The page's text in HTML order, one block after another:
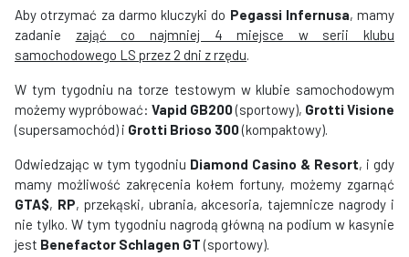
Aby otrzymać za darmo kluczyki do Pegassi Infernusa, mamy
zadanie zająć co najmniej 4 miejsce w serii klubu
samochodowego LS przez 2 dni z rzędu.
W tym tygodniu na torze testowym w klubie samochodowym
możemy wypróbować: Vapid GB200(sportowy), Grotti Visione
(supersamochód) i Grotti Brioso 300(kompaktowy).
Odwiedzając w tym tygodniu Diamond Casino & Resort, i gdy
mamy możliwość zakręcenia kołem fortuny, możemy zgarnąć
GTA$, RP, przekąski, ubrania, akcesoria, tajemnicze nagrody i
nie tylko. W tym tygodniu nagrodą główną na podium w kasynie
jest Benefactor Schlagen GT(sportowy).